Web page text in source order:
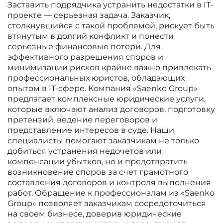
Заставить подрядчика устранить недостатки в IT-
проекте — серьезная задача. Заказчик,
столкнувшийся с такой проблемой, рискует быть
втянутым в долгий конфликт и понести
серьезные финансовые потери. Для
эффективного разрешения споров и
минимизации рисков крайне важно привлекать
профессиональных юристов, обладающих
опытом в IT-сфере. Компания «Saenko Group»
предлагает комплексные юридические услуги,
которые включают анализ договоров, подготовку
претензий, ведение переговоров и
представление интересов в суде. Наши
специалисты помогают заказчикам не только
добиться устранения недочетов или
компенсации убытков, но и предотвратить
возникновение споров за счет грамотного
составления договоров и контроля выполнения
работ. Обращение к профессионалам из «Saenko
Group» позволяет заказчикам сосредоточиться
на своем бизнесе, доверив юридические